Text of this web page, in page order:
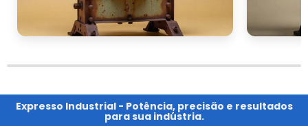
Expresso Industrial - Potência, precisão e resultados
para sua indústria.